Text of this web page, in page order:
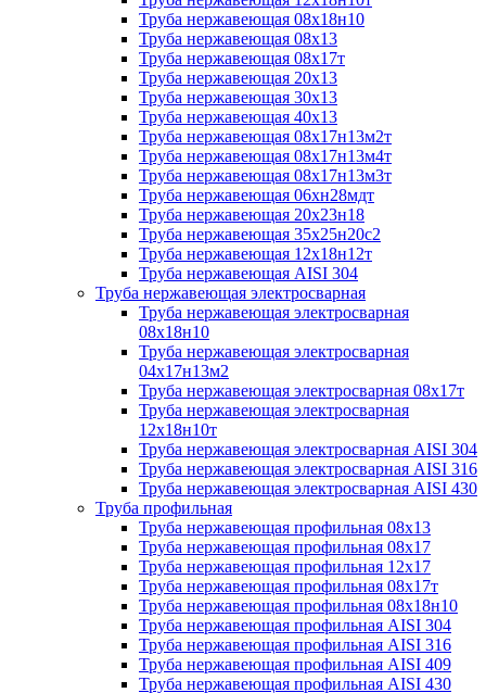
Труба нержавеющая 08х18н10
Труба нержавеющая 08х13
Труба нержавеющая 08х17т
Труба нержавеющая 20х13
Труба нержавеющая 30х13
Труба нержавеющая 40х13
Труба нержавеющая 08х17н13м2т
Труба нержавеющая 08х17н13м4т
Труба нержавеющая 08х17н13м3т
Труба нержавеющая 06хн28мдт
Труба нержавеющая 20х23н18
Труба нержавеющая 35х25н20с2
Труба нержавеющая 12х18н12т
Труба нержавеющая AISI 304
Труба нержавеющая электросварная
Труба нержавеющая электросварная
08х18н10
Труба нержавеющая электросварная
04х17н13м2
Труба нержавеющая электросварная 08х17т
Труба нержавеющая электросварная
12х18н10т
Труба нержавеющая электросварная AISI 304
Труба нержавеющая электросварная AISI 316
Труба нержавеющая электросварная AISI 430
Труба профильная
Труба нержавеющая профильная 08х13
Труба нержавеющая профильная 08х17
Труба нержавеющая профильная 12х17
Труба нержавеющая профильная 08х17т
Труба нержавеющая профильная 08х18н10
Труба нержавеющая профильная AISI 304
Труба нержавеющая профильная AISI 316
Труба нержавеющая профильная AISI 409
Труба нержавеющая профильная AISI 430